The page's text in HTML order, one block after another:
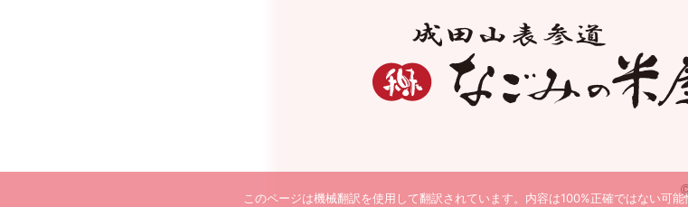
このページは機械翻訳を使用して翻訳されています。内容は100%正確ではない可能